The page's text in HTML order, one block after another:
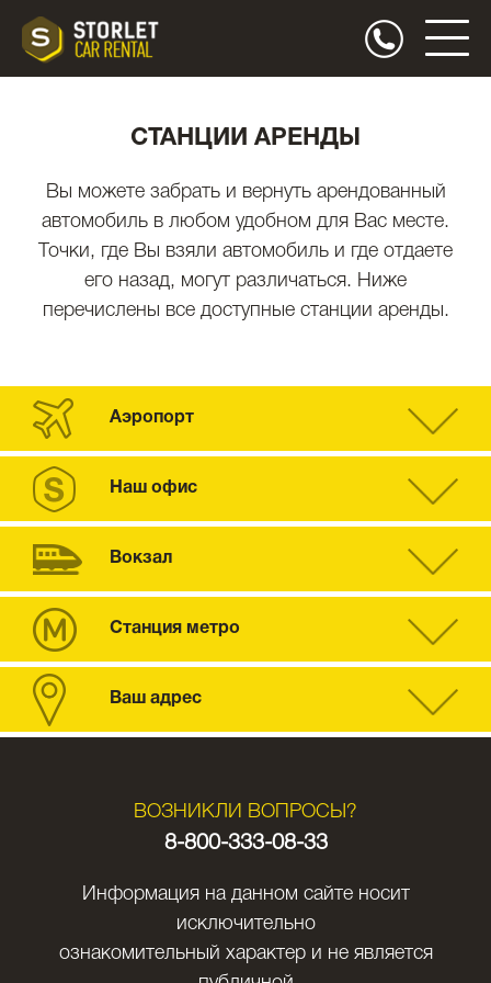
СТАНЦИИ АРЕНДЫ
Вы можете забрать и вернуть арендованный
автомобиль в любом удобном для Вас месте.
Точки, где Вы взяли автомобиль и где отдаете
его назад, могут различаться. Ниже
перечислены все доступные станции аренды.
Аэропорт
Наш офис
Вокзал
Станция метро
Ваш адрес
ВОЗНИКЛИ ВОПРОСЫ?
8-800-333-08-33
Информация на данном сайте носит
исключительно
ознакомительный характер и не является